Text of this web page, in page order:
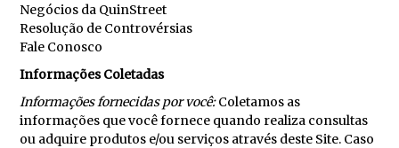
Negócios da QuinStreet
Resolução de Controvérsias
Fale Conosco
Informações Coletadas
Informações fornecidas por você:Coletamos as
informações que você fornece quando realiza consultas
ou adquire produtos e/ou serviços através deste Site. Caso